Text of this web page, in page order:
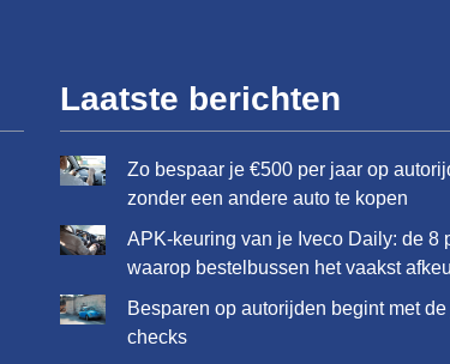
Laatste berichten
Zo bespaar je €500 per jaar op
zonder een andere auto te kopen
APK-keuring van je Iveco Daily: de 8
waarop bestelbussen het vaakst
Besparen op autorijden begint met
checks